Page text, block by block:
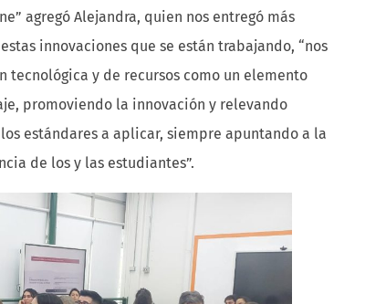
agregó Alejandra, quien nos entregó más
innovaciones que se están trabajando, “nos
tecnológica y de recursos como un elemento
promoviendo la innovación y relevando
estándares a aplicar, siempre apuntando a la
de los y las estudiantes”.